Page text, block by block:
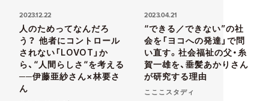
2023.12.22
人のためってなんだろ
う？ 他者にコントロール
されない「LOVOT」か
ら、“人間らしさ“を考える
──伊藤亜紗さん×林要さ
ん
2023.04.21
“できる／できない”の社
会を「ヨコへの発達」で問
い直す。社会福祉の父・糸
賀一雄を、垂髪あかりさん
が研究する理由
こここスタディ